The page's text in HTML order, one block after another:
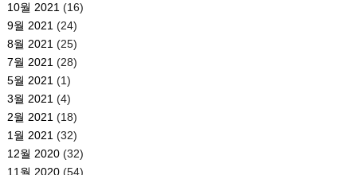
10월 2021 (16)
9월 2021 (24)
8월 2021 (25)
7월 2021 (28)
5월 2021 (1)
3월 2021 (4)
2월 2021 (18)
1월 2021 (32)
12월 2020(32)
11월 2020(54)